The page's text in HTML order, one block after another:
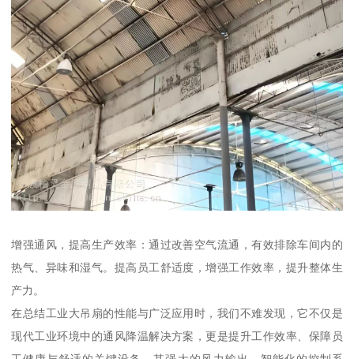
增强通风，提高生产效率：通过改善空气流通，有效排除车间内的
热气、异味和湿气。提高员工舒适度，增强工作效率，提升整体生
产力。
在总结工业大吊扇的性能与广泛应用时，我们不难发现，它不仅是
现代工业环境中的通风降温解决方案，更是提升工作效率、保障员